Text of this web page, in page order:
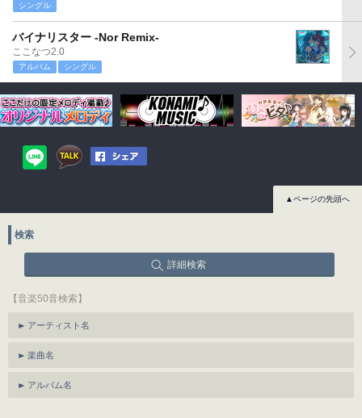
シングル
バイナリスター -Nor Remix-
ここなつ2.0
アルバム シングル
▲ページの先頭へ
検索
詳細検索
【音楽50音検索】
アーティスト名
楽曲名
アルバム名